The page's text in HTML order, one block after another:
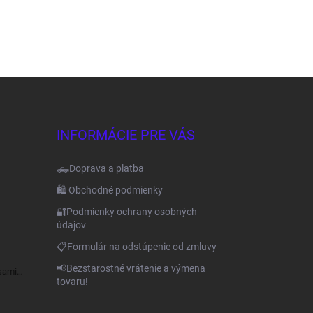
INFORMÁCIE PRE VÁS
🛻Doprava a platba
🛍️ Obchodné podmienky
🔐Podmienky ochrany osobných
údajov
📋Formulár na odstúpenie od zmluvy
📢Bezstarostné vrátenie a výmena
tovaru!